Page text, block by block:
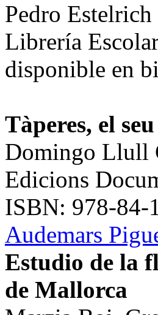
Pedro
Librería
disponible en
Tàperes, el
Domingo Llull
Edicions
ISBN: 978-84-
Audemars
Estudio de la
de Mallorca